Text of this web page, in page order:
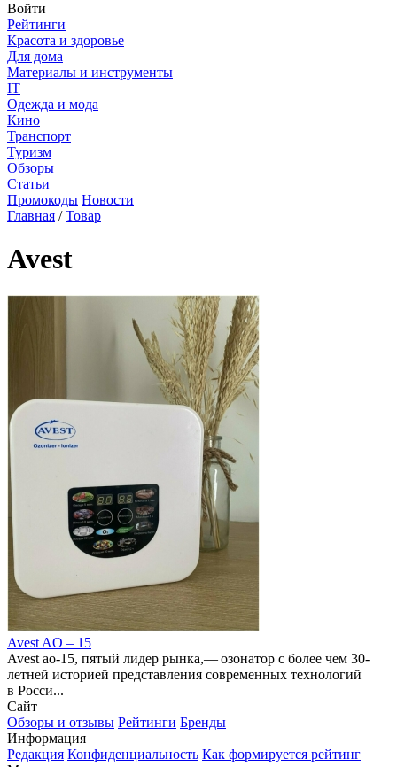
Войти
Рейтинги
Красота и здоровье
Для дома
Материалы и инструменты
IT
Одежда и мода
Кино
Транспорт
Туризм
Обзоры
Статьи
Промокоды Новости
Главная /Товар
Avest
Avest AO – 15
Avest ao-15, пятый лидер рынка,— озонатор с более чем 30-
летней историей представления современных технологий
в Росси...
Сайт
Обзоры и отзывы Рейтинги Бренды
Информация
Редакция Конфиденциальность Как формируется рейтинг